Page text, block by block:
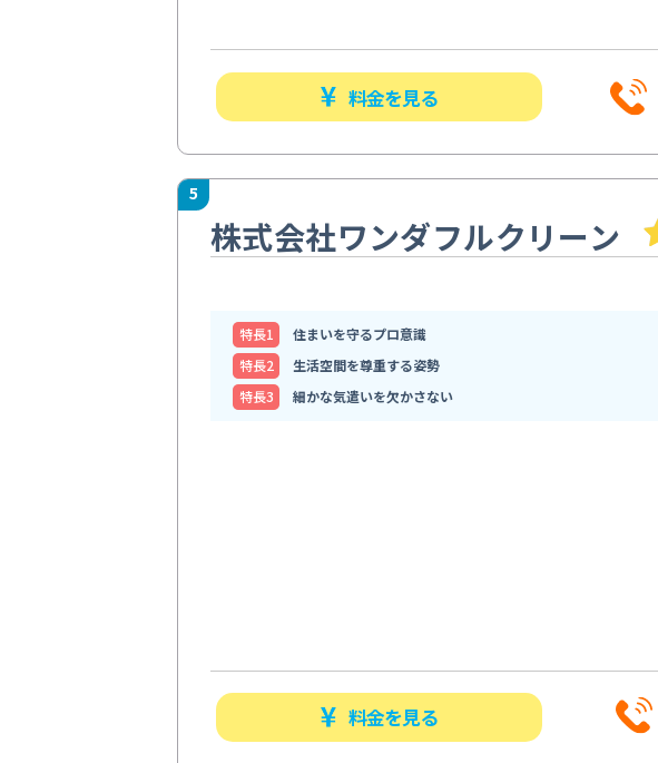
料金を見る
5
株式会社ワンダフルクリーン
特⻑1
住まいを守るプロ意識
特⻑2
生活空間を尊重する姿勢
特⻑3
細かな気遣いを欠かさない
料金を見る